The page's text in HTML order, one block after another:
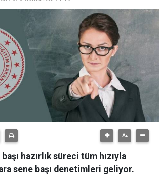
hazırlık süreci tüm hızıyla
sene başı denetimleri geliyor.